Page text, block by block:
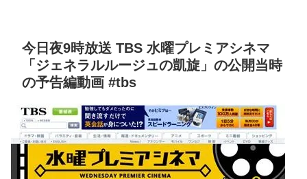
今日夜9時放送 TBS 水曜プレミアシネマ
「ジェネラルルージュの凱旋」の公開当時
の予告編動画 #tbs